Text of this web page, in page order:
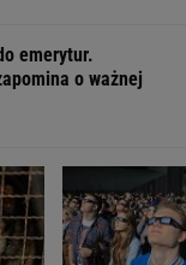
emerytur.
o ważnej